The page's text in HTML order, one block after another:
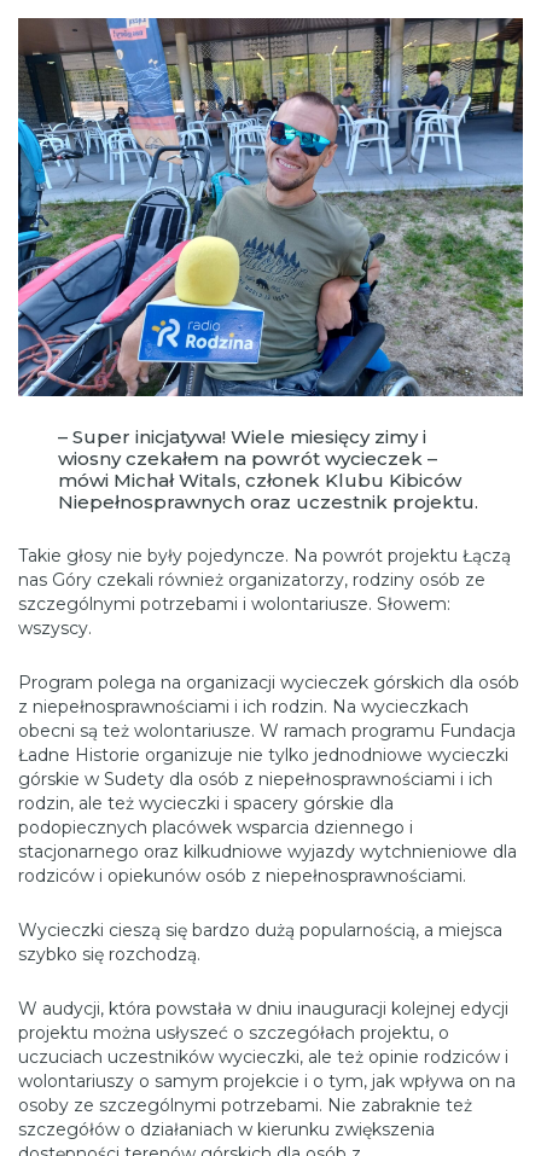
– Super inicjatywa! Wiele miesięcy zimy i
wiosny czekałem na powrót wycieczek –
mówi Michał Witals, członek Klubu Kibiców
Niepełnosprawnych oraz uczestnik projektu.
Takie głosy nie były pojedyncze. Na powrót projektu Łączą
nas Góry czekali również organizatorzy, rodziny osób ze
szczególnymi potrzebami i wolontariusze. Słowem:
wszyscy.
Program polega na organizacji wycieczek górskich dla osób
z niepełnosprawnościami i ich rodzin. Na wycieczkach
obecni są też wolontariusze. W ramach programu Fundacja
Ładne Historie organizuje nie tylko jednodniowe wycieczki
górskie w Sudety dla osób z niepełnosprawnościami i ich
rodzin, ale też wycieczki i spacery górskie dla
podopiecznych placówek wsparcia dziennego i
stacjonarnego oraz kilkudniowe wyjazdy wytchnieniowe dla
rodziców i opiekunów osób z niepełnosprawnościami.
Wycieczki cieszą się bardzo dużą popularnością, a miejsca
szybko się rozchodzą.
W audycji, która powstała w dniu inauguracji kolejnej edycji
projektu można usłyszeć o szczegółach projektu, o
uczuciach uczestników wycieczki, ale też opinie rodziców i
wolontariuszy o samym projekcie i o tym, jak wpływa on na
osoby ze szczególnymi potrzebami. Nie zabraknie też
szczegółów o działaniach w kierunku zwiększenia